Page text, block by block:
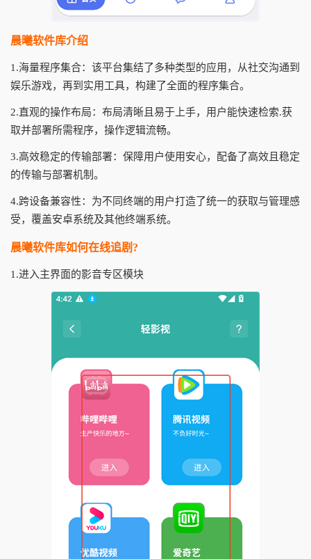
晨曦软件库介绍
1.海量程序集合：该平台集结了多种类型的应用，从社交沟通到
娱乐游戏，再到实用工具，构建了全面的程序集合。
2.直观的操作布局：布局清晰且易于上手，用户能快速检索.获
取并部署所需程序，操作逻辑流畅。
3.高效稳定的传输部署：保障用户使用安心，配备了高效且稳定
的传输与部署机制。
4.跨设备兼容性：为不同终端的用户打造了统一的获取与管理感
受，覆盖安卓系统及其他终端系统。
晨曦软件库如何在线追剧?
1.进入主界面的影音专区模块